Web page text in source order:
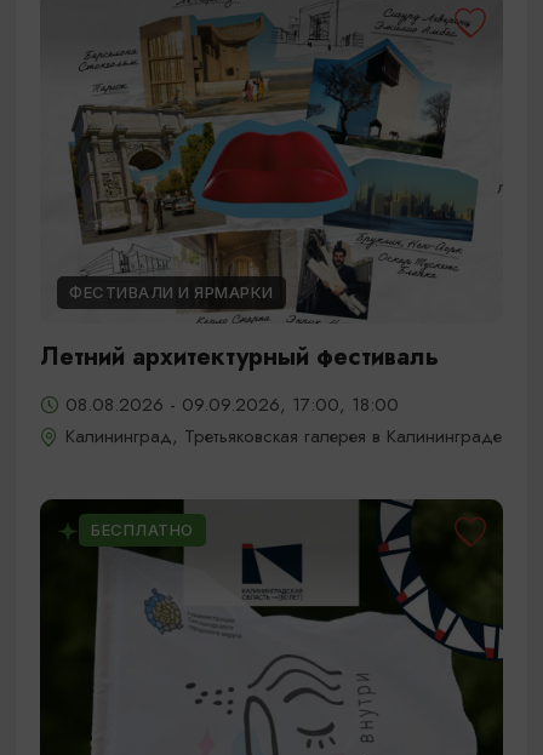
ФЕСТИВАЛИ И ЯРМАРКИ
Летний архитектурный фестиваль
08.08.2026 - 09.09.2026, 17:00, 18:00
Калининград, Третьяковская галерея в Калининграде
БЕСПЛАТНО